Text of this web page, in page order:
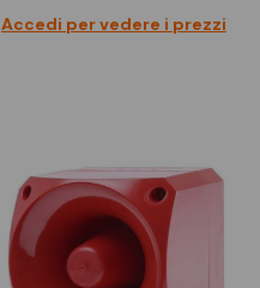
Accedi per vedere i prezzi